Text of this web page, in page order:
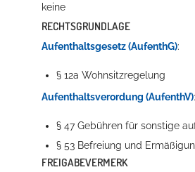
mehr dazu...
keine
RECHTSGRUNDLAGE
Aufenthaltsgesetz (AufenthG):
§ 12a Wohnsitzregelung
Aufenthaltsverordung (AufenthV):
§ 47 Gebühren für sonstige
§ 53 Befreiung und
FREIGABEVERMERK